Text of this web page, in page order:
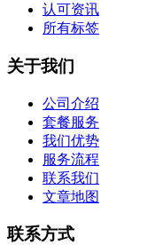
认可资讯
所有标签
关于我们
公司介绍
套餐服务
我们优势
服务流程
联系我们
文章地图
联系方式